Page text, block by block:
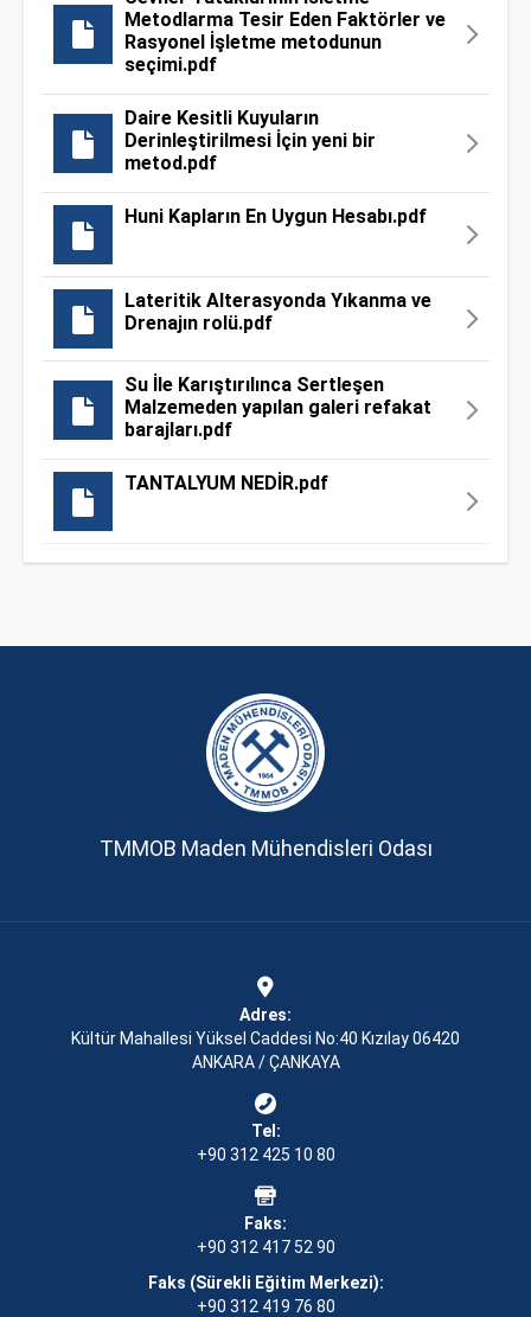
Metodlarma Tesir Eden Faktörler ve
Rasyonel İşletme metodunun
seçimi.pdf
Daire Kesitli Kuyuların
Derinleştirilmesi İçin yeni bir
metod.pdf
Huni Kapların En Uygun Hesabı.pdf
Lateritik Alterasyonda Yıkanma ve
Drenajın rolü.pdf
Su İle Karıştırılınca Sertleşen
Malzemeden yapılan galeri refakat
barajları.pdf
TANTALYUM NEDİR.pdf
TMMOB Maden Mühendisleri Odası
Adres:
Kültür Mahallesi Yüksel Caddesi No:40 Kızılay 06420
ANKARA / ÇANKAYA
Tel:
+90 312 425 10 80
Faks:
+90 312 417 52 90
Faks (Sürekli Eğitim Merkezi):
+90 312 419 76 80